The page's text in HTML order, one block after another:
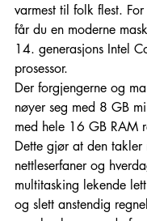
varmest til folk flest.
får du en moderne
14. generasjons Intel
prosessor.
Der forgjengerne og
nøyer seg med 8 GB
med hele 16 GB RAM
Dette gjør at den takler
nettleserfaner og
multitasking lekende
og slett anstendig